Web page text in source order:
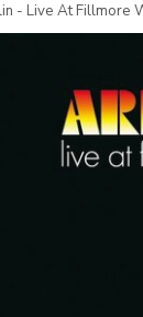
- Live At Fillmore